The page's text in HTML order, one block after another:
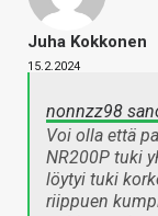
Juha Kokkonen
15.2.2024
nonnzz98
Voi olla että
NR200P tuki
löytyi tuki
riippuen